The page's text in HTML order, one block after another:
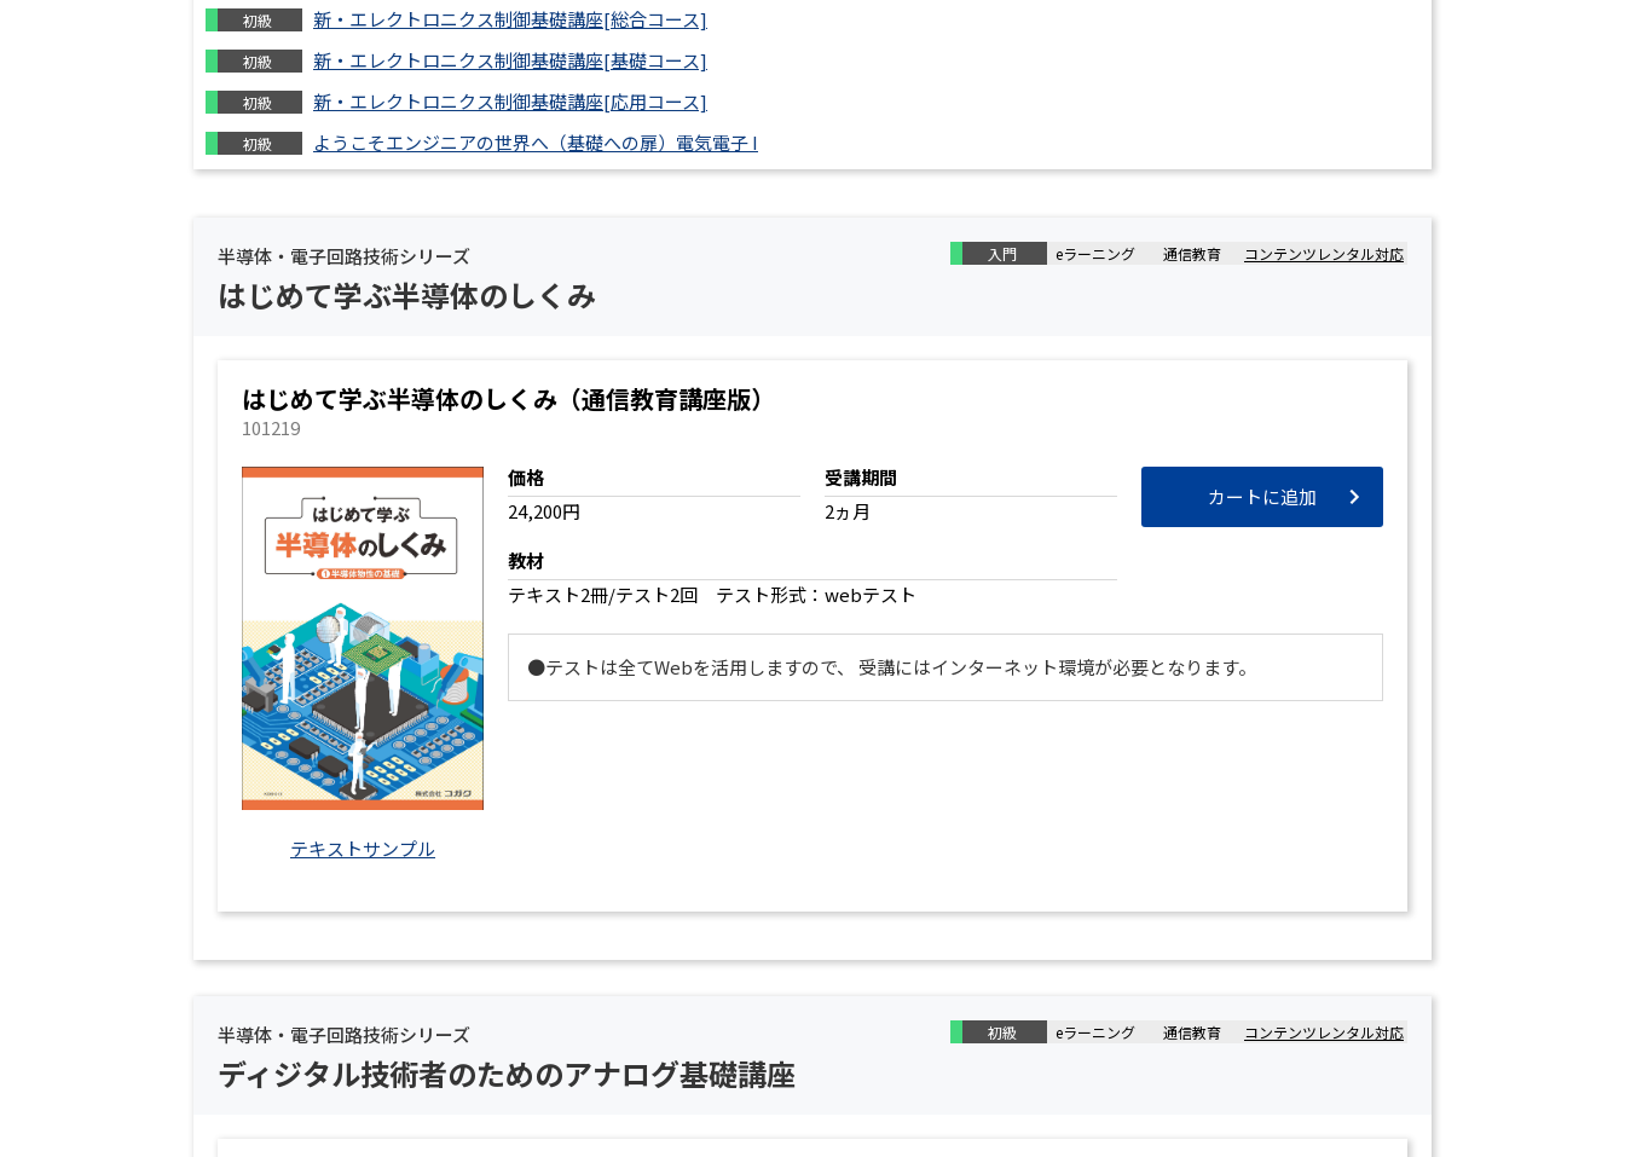
初級 新・エレクトロニクス制御基礎講座[総合コース]
初級 新・エレクトロニクス制御基礎講座[基礎コース]
初級 新・エレクトロニクス制御基礎講座[応用コース]
初級 ようこそエンジニアの世界へ（基礎への扉）電気電子 I
半導体・電子回路技術シリーズ 入門 eラーニング 通信教育 コンテンツレンタル対応
はじめて学ぶ半導体のしくみ
はじめて学ぶ半導体のしくみ（通信教育講座版）
101219
テキストサンプル
価格
24,200円
受講期間
2ヵ月
教材
テキスト2冊/テスト2回 テスト形式：webテスト
カートに追加
●テストは全てWebを活用しますので、 受講にはインターネット環境が必要となります。
半導体・電子回路技術シリーズ 初級 eラーニング 通信教育 コンテンツレンタル対応
ディジタル技術者のためのアナログ基礎講座